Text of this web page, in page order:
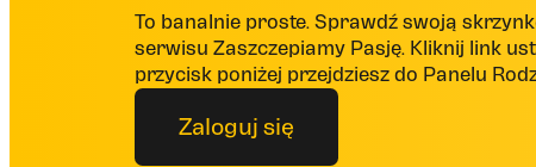
To banalnie proste. Sprawdź swoją
serwisu Zaszczepiamy Pasję. Kliknij link
przycisk poniżej przejdziesz do Panelu
Zaloguj się